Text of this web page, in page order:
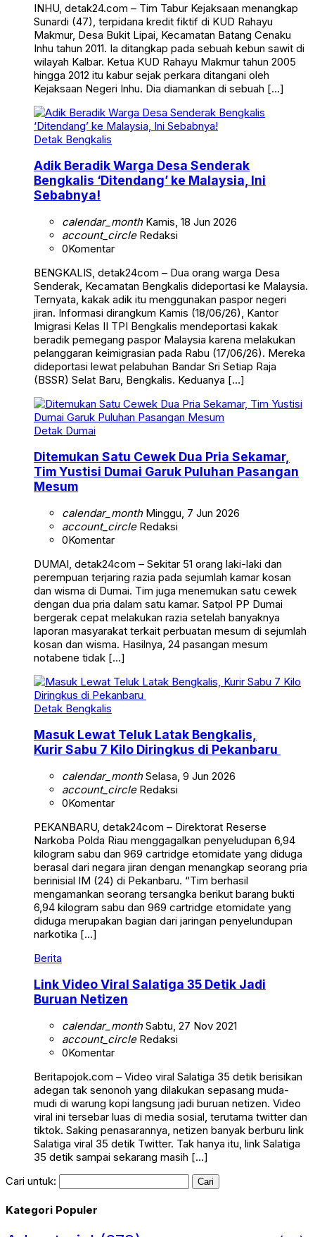
INHU, detak24.com – Tim Tabur Kejaksaan menangkap
Sunardi (47), terpidana kredit fiktif di KUD Rahayu
Makmur, Desa Bukit Lipai, Kecamatan Batang Cenaku
Inhu tahun 2011. Ia ditangkap pada sebuah kebun sawit di
wilayah Kalbar. Ketua KUD Rahayu Makmur tahun 2005
hingga 2012 itu kabur sejak perkara ditangani oleh
Kejaksaan Negeri Inhu. Dia diamankan di sebuah […]
Detak Bengkalis
Adik Beradik Warga Desa Senderak
Bengkalis ‘Ditendang’ ke Malaysia, Ini
Sebabnya!
calendar_monthKamis, 18 Jun 2026
account_circleRedaksi
0Komentar
BENGKALIS, detak24com – Dua orang warga Desa
Senderak, Kecamatan Bengkalis dideportasi ke Malaysia.
Ternyata, kakak adik itu menggunakan paspor negeri
jiran. Informasi dirangkum Kamis (18/06/26), Kantor
Imigrasi Kelas II TPI Bengkalis mendeportasi kakak
beradik pemegang paspor Malaysia karena melakukan
pelanggaran keimigrasian pada Rabu (17/06/26). Mereka
dideportasi lewat pelabuhan Bandar Sri Setiap Raja
(BSSR) Selat Baru, Bengkalis. Keduanya […]
Detak Dumai
Ditemukan Satu Cewek Dua Pria Sekamar,
Tim Yustisi Dumai Garuk Puluhan Pasangan
Mesum
calendar_monthMinggu, 7 Jun 2026
account_circleRedaksi
0Komentar
DUMAI, detak24com – Sekitar 51 orang laki-laki dan
perempuan terjaring razia pada sejumlah kamar kosan
dan wisma di Dumai. Tim juga menemukan satu cewek
dengan dua pria dalam satu kamar. Satpol PP Dumai
bergerak cepat melakukan razia setelah banyaknya
laporan masyarakat terkait perbuatan mesum di sejumlah
kosan dan wisma. Hasilnya, 24 pasangan mesum
notabene tidak […]
Detak Bengkalis
Masuk Lewat Teluk Latak Bengkalis,
Kurir Sabu 7 Kilo Diringkus di Pekanbaru
calendar_monthSelasa, 9 Jun 2026
account_circleRedaksi
0Komentar
PEKANBARU, detak24com – Direktorat Reserse
Narkoba Polda Riau menggagalkan penyeludupan 6,94
kilogram sabu dan 969 cartridge etomidate yang diduga
berasal dari negara jiran dengan menangkap seorang pria
berinisial IM (24) di Pekanbaru. “Tim berhasil
mengamankan seorang tersangka berikut barang bukti
6,94 kilogram sabu dan 969 cartridge etomidate yang
diduga merupakan bagian dari jaringan penyelundupan
narkotika […]
Berita
Link Video Viral Salatiga 35 Detik Jadi
Buruan Netizen
calendar_monthSabtu, 27 Nov 2021
account_circleRedaksi
0Komentar
Beritapojok.com – Video viral Salatiga 35 detik berisikan
adegan tak senonoh yang dilakukan sepasang muda-
mudi di warung kopi langsung jadi buruan netizen. Video
viral ini tersebar luas di media sosial, terutama twitter dan
tiktok. Saking penasarannya, netizen banyak berburu link
Salatiga viral 35 detik Twitter. Tak hanya itu, link Salatiga
35 detik sampai sekarang masih […]
Cari untuk:
Kategori Populer